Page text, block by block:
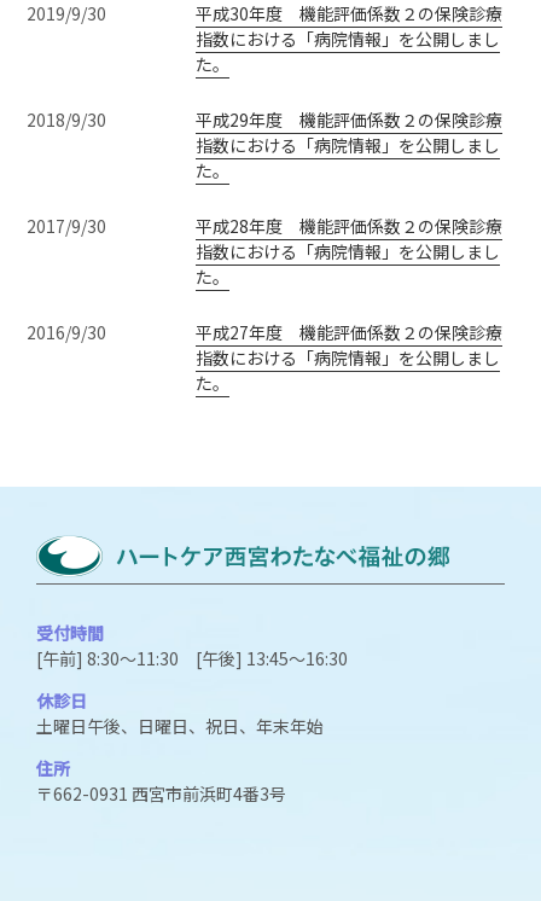
2019/9/30
平成30年度 機能評価係数２の保険診療
指数における「病院情報」を公開しまし
た。
2018/9/30
平成29年度 機能評価係数２の保険診療
指数における「病院情報」を公開しまし
た。
2017/9/30
平成28年度 機能評価係数２の保険診療
指数における「病院情報」を公開しまし
た。
2016/9/30
平成27年度 機能評価係数２の保険診療
指数における「病院情報」を公開しまし
た。
受付時間
[午前] 8:30～11:30 [午後] 13:45～16:30
休診日
土曜日午後、日曜日、祝日、年末年始
住所
〒662-0931 西宮市前浜町4番3号